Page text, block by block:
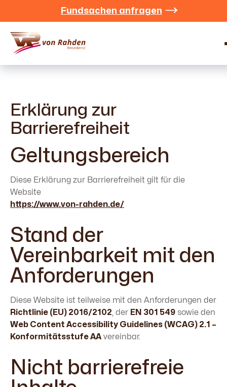
Fundsachen anfragen 

Erklärung zur
Barrierefreiheit
Geltungsbereich
Diese Erklärung zur Barrierefreiheit gilt für die
Website
https://www.von-rahden.de/
Stand der
Vereinbarkeit mit den
Anforderungen
Diese Website ist teilweise mit den Anforderungen der
Richtlinie (EU) 2016/2102, der EN 301 549 sowie den
Web Content Accessibility Guidelines (WCAG) 2.1 –
Konformitätsstufe AA vereinbar.
Nicht barrierefreie